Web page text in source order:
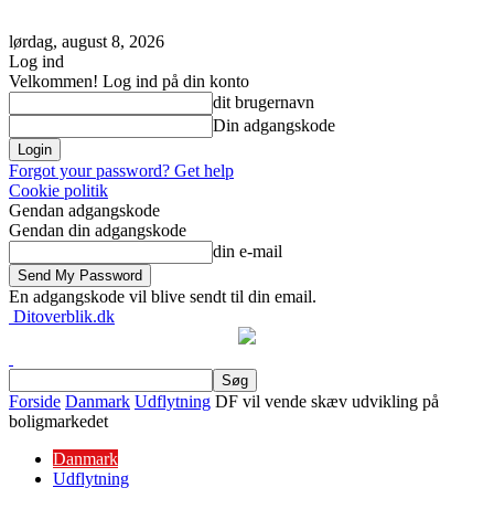
lørdag, august 8, 2026
Log ind
Velkommen! Log ind på din konto
dit brugernavn
Din adgangskode
Forgot your password? Get help
Cookie politik
Gendan adgangskode
Gendan din adgangskode
din e-mail
En adgangskode vil blive sendt til din email.
Ditoverblik.dk
Forside Danmark Udflytning DF vil vende skæv udvikling på
boligmarkedet
Danmark
Udflytning